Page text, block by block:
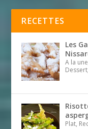
RECETTES
Les
A la
Plat,